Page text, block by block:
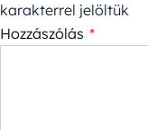
karakterrel jelöltük
Hozzászólás *